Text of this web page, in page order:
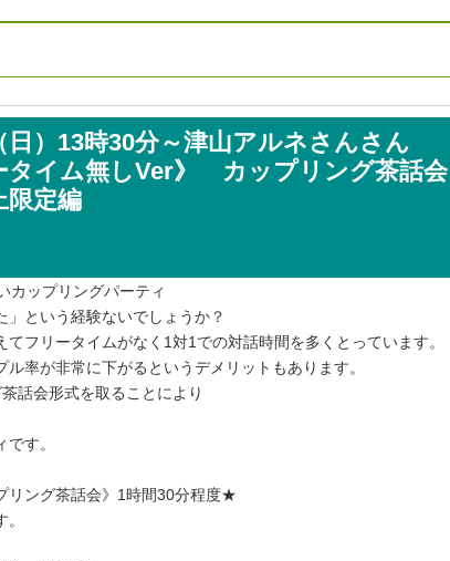
日）13時30分～津山アルネさんさん
タイム無しVer》 カップリング茶話会
限定編
カップリングパーティ
という経験ないでしょうか？
フリータイムがなく1対1での対話時間を多くとっています。
率が非常に下がるというデメリットもあります。
話会形式を取ることにより
す。
リング茶話会》1時間30分程度★